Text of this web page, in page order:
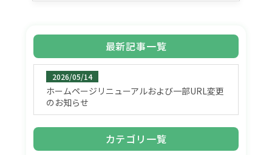
最新記事一覧
2026/05/14
ホームページリニューアルおよび一部URL変更
のお知らせ
カテゴリ一覧